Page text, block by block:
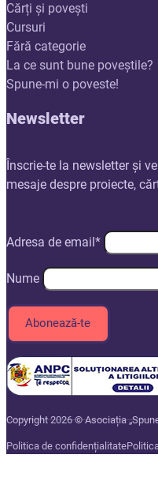
Cărți și povești
Cursuri
Fără categorie
La ce sunt bune poveștile?
Spune-mi o poveste!
Newsletter
Înscrie-te la newsletter și
mesaje despre proiecte,
Adresa de email*
Nume
Copyright 2026 © Asociația
Politica de confidențialitate